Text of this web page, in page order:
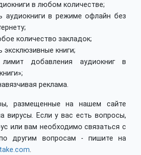
в любом количестве;
аудиокниги в режиме офлайн без
количество закладок;
эксклюзивные книги;
лимит добавления аудиокниг в
реклама.
размещенные на нашем сайте
вирусы. Если у вас есть вопросы,
или вам необходимо связаться с
другим вопросам - пишите на
.